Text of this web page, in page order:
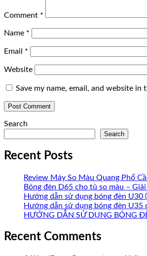
Comment *
Name *
Email *
Website
Save my name, email, and website
Search
Search
Recent Posts
Review Máy So Màu Quang Phổ
Bóng đèn D65 cho tủ so màu –
Hướng dẫn sử dụng bóng đèn
Hướng dẫn sử dụng bóng đèn
HƯỚNG DẪN SỬ DỤNG BÓNG
Recent Comments